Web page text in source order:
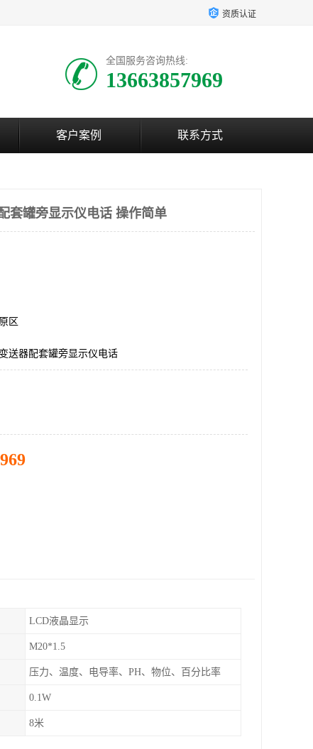
资质认证
全国服务咨询热线:
13663857969
客户案例 联系方式
套罐旁显示仪电话 操作简单
区
送器配套罐旁显示仪电话
LCD液晶显示
M20*1.5
压力、温度、电导率、PH、物位、百分比率
0.1W
8米